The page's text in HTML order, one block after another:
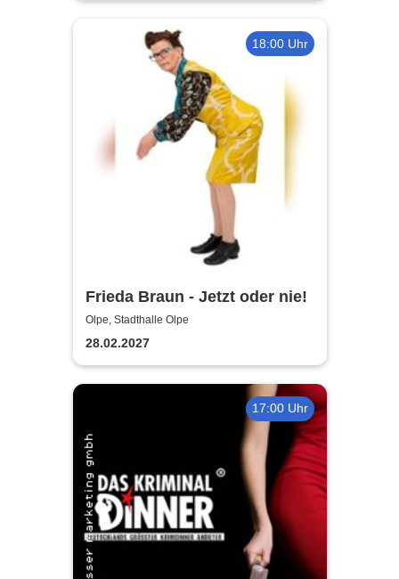
18:00 Uhr
Frieda Braun - Jetzt oder nie!
Olpe, Stadthalle Olpe
28.02.2027
17:00 Uhr